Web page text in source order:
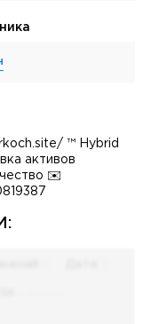
™️ Hybrid
активов
✉️